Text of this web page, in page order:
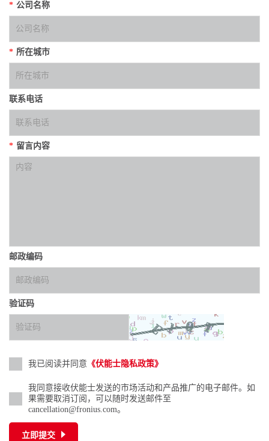
* 公司名称
* 所在城市
联系电话
* 留言内容
邮政编码
验证码
我已阅读并同意 《伏能士隐私政策》
我同意接收伏能士发送的市场活动和产品推广的电子邮件。如
果需要取消订阅，可以随时发送邮件至
cancellation@fronius.com。
立即提交